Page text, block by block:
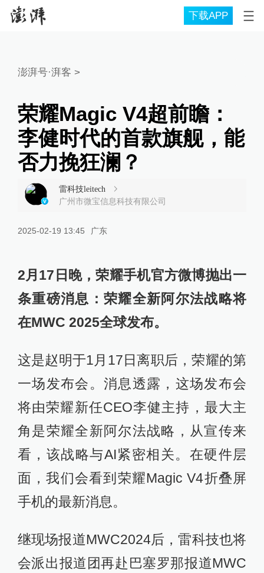
下载APP
澎湃号·湃客 >
荣耀Magic V4超前瞻：
李健时代的首款旗舰，能
否力挽狂澜？
雷科技leitech
广州市微宝信息科技有限公司
2025-02-19 13:45 广东
2月17日晚，荣耀手机官方微博抛出一
条重磅消息：荣耀全新阿尔法战略将
在MWC 2025全球发布。
这是赵明于1月17日离职后，荣耀的第
一场发布会。消息透露，这场发布会
将由荣耀新任CEO李健主持，最大主
角是荣耀全新阿尔法战略，从宣传来
看，该战略与AI紧密相关。在硬件层
面，我们会看到荣耀Magic V4折叠屏
手机的最新消息。
继现场报道MWC2024后，雷科技也将
会派出报道团再赴巴塞罗那报道MWC